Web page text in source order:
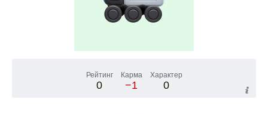
Рейтинг
0
Карма
−1
Характер
0